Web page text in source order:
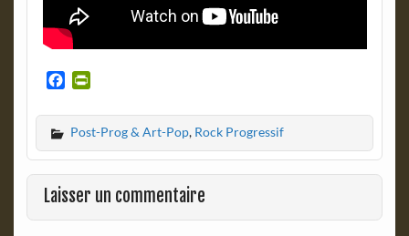
c
e
b
o
o
k
i
n
t
F
r
e
Post-Prog & Art-Pop, Rock Progressif
Laisser un commentaire